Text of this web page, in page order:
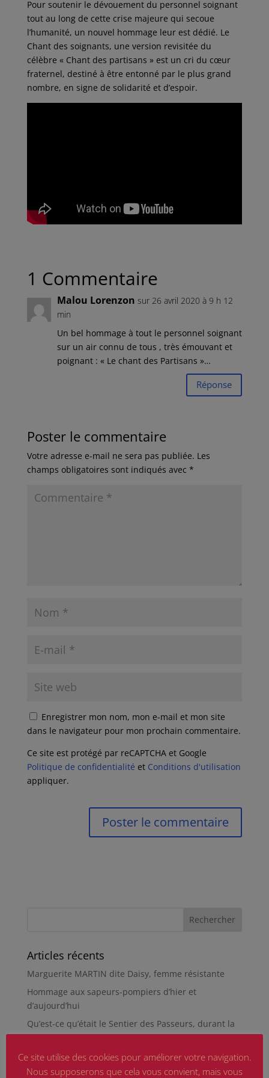
e
b
o
o
k
t
t
e
r
i
l
k
e
d
I
n
t
a
g
e
r
Pour soutenir le dévouement du personnel soignant
tout au long de cette crise majeure qui secoue
l’humanité, un nouvel hommage leur est dédié. Le
Chant des soignants, une version revisitée du
célèbre « Chant des partisans » est un cri du cœur
fraternel, destiné à être entonné par le plus grand
nombre, en signe de solidarité et d’espoir.
1 Commentaire
Malou Lorenzon sur 26 avril 2020 à 9 h 12
min
Un bel hommage à tout le personnel soignant
sur un air connu de tous , très émouvant et
poignant : « Le chant des Partisans »…
Réponse
Poster le commentaire
Votre adresse e-mail ne sera pas publiée. Les
champs obligatoires sont indiqués avec *
Enregistrer mon nom, mon e-mail et mon site
dans le navigateur pour mon prochain commentaire.
Ce site est protégé par reCAPTCHA et Google
Politique de confidentialité et Conditions d'utilisation
appliquer.
Articles récents
Marguerite MARTIN dite Daisy, femme résistante
Hommage aux sapeurs-pompiers d’hier et
d’aujourd’hui
Qu’est-ce qu’était le Sentier des Passeurs, durant la
Seconde Guerre mondiale, à Moussey ?
La revue « Entre les lignes » éditée par l’équipe du
musée de Besançon
Ce site utilise des cookies pour améliorer votre navigation.
Nous supposerons que cela vous convient, mais vous